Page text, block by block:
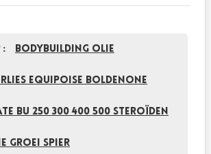
: Bodybuilding Olie
Equipoise Boldenone
BU 250 300 400 500 Steroïden
Groei Spier